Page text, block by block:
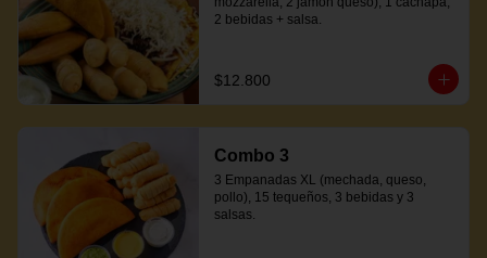
2 bebidas + salsa.
$12.800
Combo 3
3 Empanadas XL (mechada, queso,
pollo), 15 tequeños, 3 bebidas y 3
salsas.